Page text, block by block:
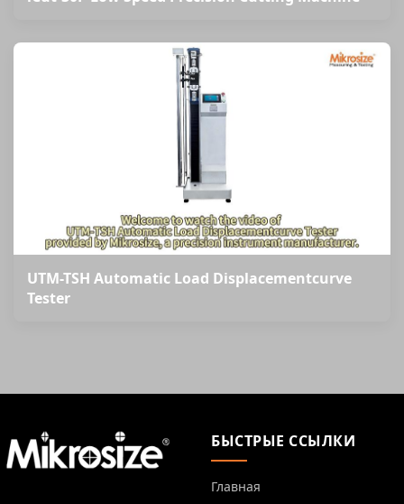
UTM-TSH Automatic Load Displacementcurve
Tester
БЫСТРЫЕ ССЫЛКИ
Главная